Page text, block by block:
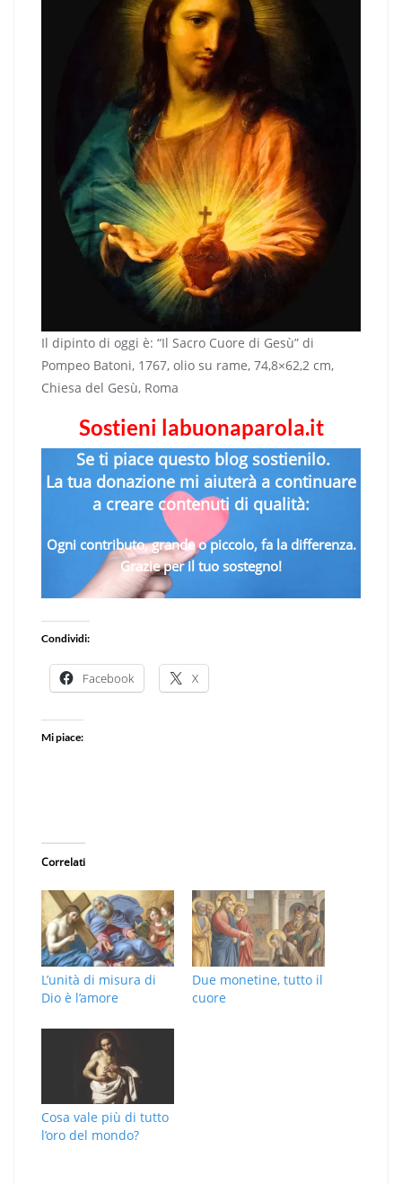
Il dipinto di oggi è: “Il Sacro Cuore di Gesù” di
Pompeo Batoni, 1767, olio su rame, 74,8×62,2 cm,
Chiesa del Gesù, Roma
Sostieni labuonaparola.it
Se ti piace questo blog sostienilo.
La tua donazione mi aiuterà a continuare
a creare contenuti di qualità:
Ogni contributo, grande o piccolo, fa la differenza.
Grazie per il tuo sostegno!
Condividi:
Facebook X
Mi piace:
Correlati
L’unità di misura di
Dio è l’amore
Due monetine, tutto il
cuore
Cosa vale più di tutto
l’oro del mondo?